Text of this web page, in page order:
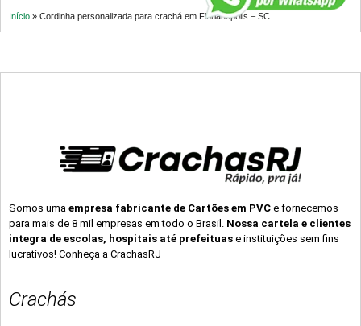
Início » Cordinha personalizada para crachá em Florianópolis – SC
Somos uma empresa fabricante de Cartões em PVC e fornecemos
para mais de 8 mil empresas em todo o Brasil. Nossa cartela e clientes
integra de escolas, hospitais até prefeituas e instituições sem fins
lucrativos! Conheça a CrachasRJ
Crachás